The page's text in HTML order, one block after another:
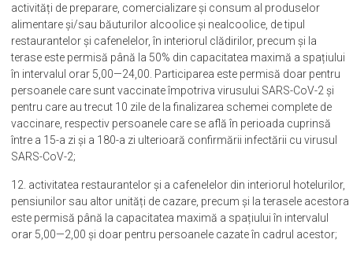
activități de preparare, comercializare și consum al produselor
alimentare și/sau băuturilor alcoolice și nealcoolice, de tipul
restaurantelor și cafenelelor, în interiorul clădirilor, precum și la
terase este permisă până la 50% din capacitatea maximă a spațiului
în intervalul orar 5,00—24,00. Participarea este permisă doar pentru
persoanele care sunt vaccinate împotriva virusului SARS-CoV-2 și
pentru care au trecut 10 zile de la finalizarea schemei complete de
vaccinare, respectiv persoanele care se află în perioada cuprinsă
între a 15-a zi și a 180-a zi ulterioară confirmării infectării cu virusul
SARS-CoV-2;
12. activitatea restaurantelor și a cafenelelor din interiorul hotelurilor,
pensiunilor sau altor unități de cazare, precum și la terasele acestora
este permisă până la capacitatea maximă a spațiului în intervalul
orar 5,00—2,00 şi doar pentru persoanele cazate în cadrul acestor;